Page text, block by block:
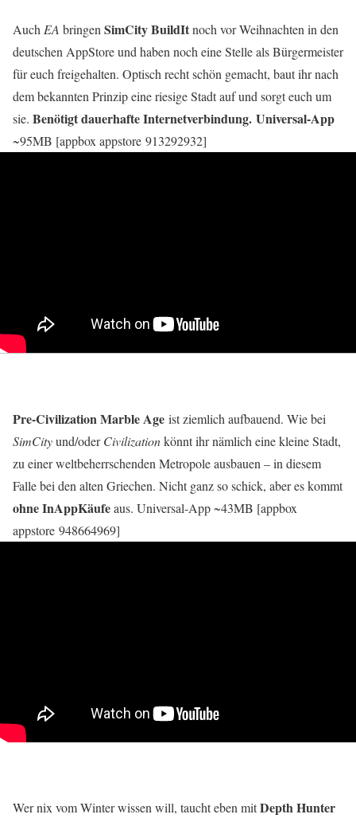
AuchEA bringenSimCity BuildItnoch vor Weihnachten in den
deutschen AppStore und haben noch eine Stelle als Bürgermeister
für euch freigehalten. Optisch recht schön gemacht, baut ihr nach
dem bekannten Prinzip eine riesige Stadt auf und sorgt euch um
sie. Benötigt dauerhafte Internetverbindung. Universal-App
~95MB [appbox appstore 913292932]
Pre-Civilization Marble Age ist ziemlich aufbauend. Wie bei
SimCityund/oderCivilizationkönnt ihr nämlich eine kleine Stadt,
zu einer weltbeherrschenden Metropole ausbauen – in diesem
Falle bei den alten Griechen. Nicht ganz so schick, aber es kommt
ohne InAppKäufeaus. Universal-App ~43MB [appbox
appstore 948664969]
Wer nix vom Winter wissen will, taucht eben mitDepth Hunter